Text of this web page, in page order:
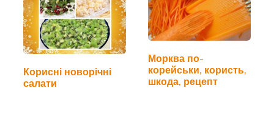
Корисні новорічні
салати
Морква по-
корейськи, користь,
шкода, рецепт